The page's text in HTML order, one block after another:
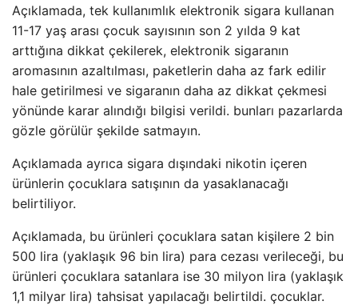
Açıklamada, tek kullanımlık elektronik sigara kullanan
11-17 yaş arası çocuk sayısının son 2 yılda 9 kat
arttığına dikkat çekilerek, elektronik sigaranın
aromasının azaltılması, paketlerin daha az fark edilir
hale getirilmesi ve sigaranın daha az dikkat çekmesi
yönünde karar alındığı bilgisi verildi. bunları pazarlarda
gözle görülür şekilde satmayın.
Açıklamada ayrıca sigara dışındaki nikotin içeren
ürünlerin çocuklara satışının da yasaklanacağı
belirtiliyor.
Açıklamada, bu ürünleri çocuklara satan kişilere 2 bin
500 lira (yaklaşık 96 bin lira) para cezası verileceği, bu
ürünleri çocuklara satanlara ise 30 milyon lira (yaklaşık
1,1 milyar lira) tahsisat yapılacağı belirtildi. çocuklar.